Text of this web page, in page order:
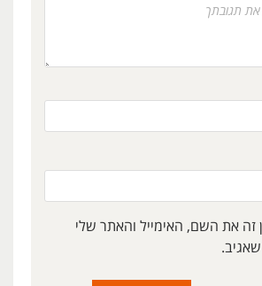
זה את השם, האימייל והאתר שלי